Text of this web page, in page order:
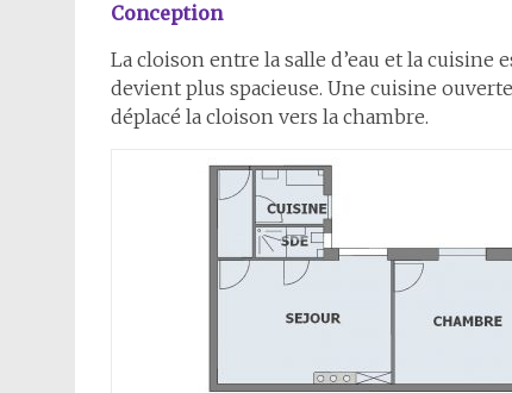
Conception
La cloison entre la salle d’eau et la cuisine
devient plus spacieuse. Une cuisine
déplacé la cloison vers la chambre.